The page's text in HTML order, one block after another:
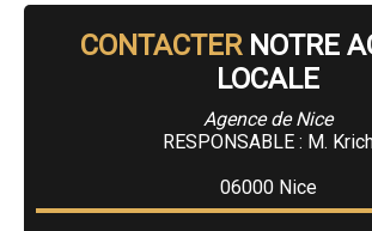
CONTACTERNOTRE
LOCALE
Agence de Nice
RESPONSABLE : M.
06000 Nice